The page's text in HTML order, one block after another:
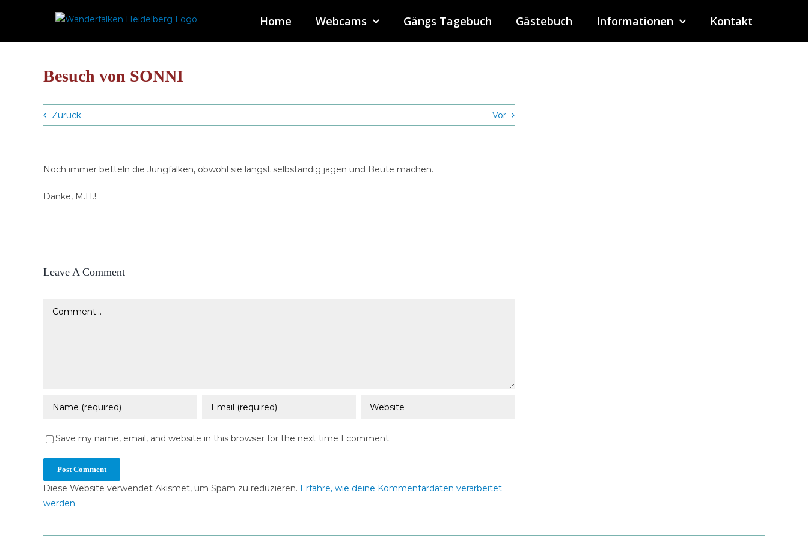
Home Webcams Gängs Tagebuch Gästebuch Informationen Kontakt
Besuch von SONNI
Zurück Vor
Noch immer betteln die Jungfalken, obwohl sie längst selbständig jagen und Beute machen.
Danke, M.H.!
Leave A Comment
Comment
Save my name, email, and website in this browser for the next time I comment.
Diese Website verwendet Akismet, um Spam zu reduzieren. Erfahre, wie deine Kommentardaten verarbeitet
werden.